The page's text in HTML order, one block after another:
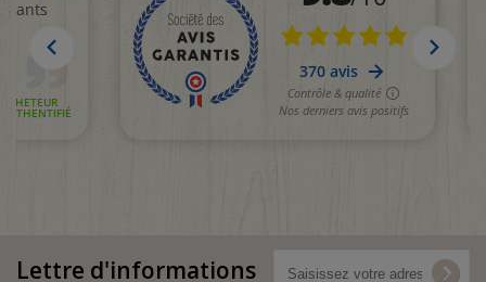
Lettre d'informations